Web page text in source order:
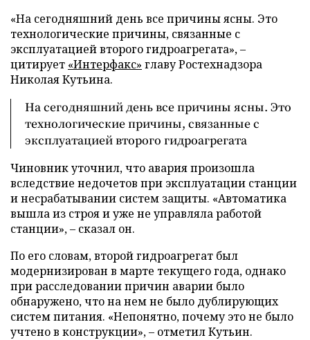
«На сегодняшний день все причины ясны. Это
технологические причины, связанные с
эксплуатацией второго гидроагрегата», –
цитирует «Интерфакс» главу Ростехнадзора
Николая Кутьина.
На сегодняшний день все причины ясны. Это
технологические причины, связанные с
эксплуатацией второго гидроагрегата
Чиновник уточнил, что авария произошла
вследствие недочетов при эксплуатации станции
и несрабатывании систем защиты. «Автоматика
вышла из строя и уже не управляла работой
станции», – сказал он.
По его словам, второй гидроагрегат был
модернизирован в марте текущего года, однако
при расследовании причин аварии было
обнаружено, что на нем не было дублирующих
систем питания. «Непонятно, почему это не было
учтено в конструкции», – отметил Кутьин.